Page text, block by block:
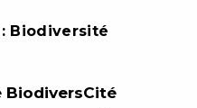
Biodiversité
BiodiversCité